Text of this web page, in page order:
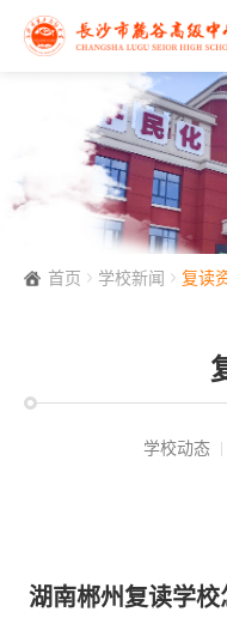
首页 学校新闻 复读
学校动态
湖南郴州复读学